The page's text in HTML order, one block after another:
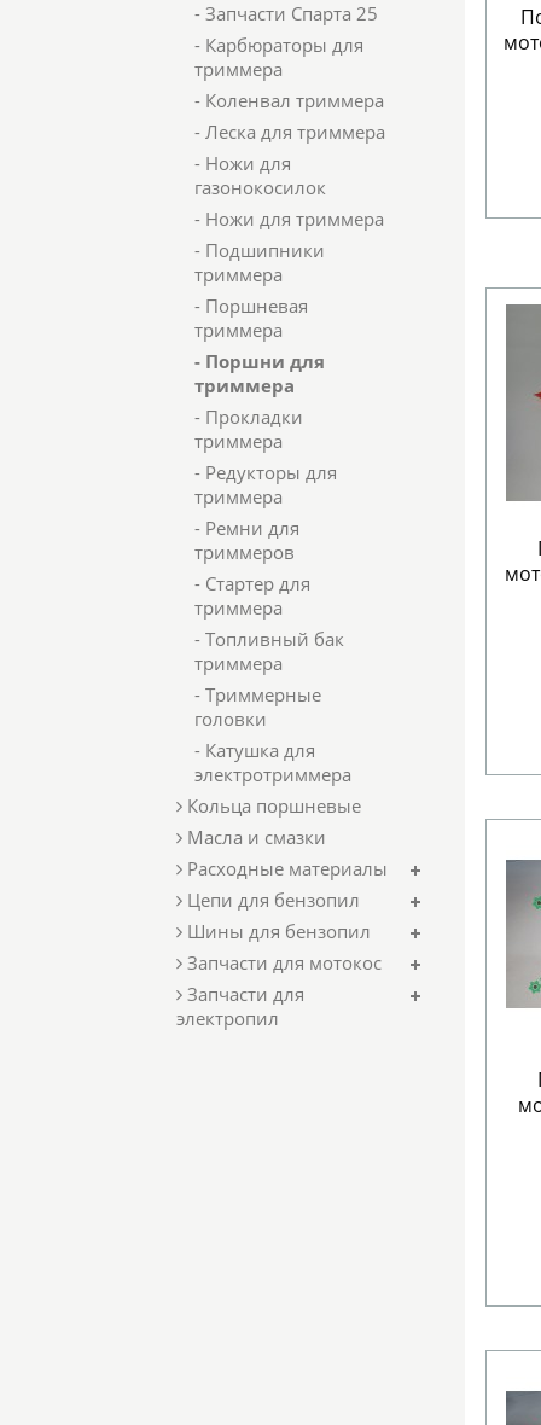
- Запчасти Спарта 25
- Карбюраторы для
триммера
- Коленвал триммера
- Леска для триммера
- Ножи для
газонокосилок
- Ножи для триммера
- Подшипники
триммера
- Поршневая
триммера
- Поршни для
триммера
- Прокладки
триммера
- Редукторы для
триммера
- Ремни для
триммеров
- Стартер для
триммера
- Топливный бак
триммера
- Триммерные
головки
- Катушка для
электротриммера
Кольца поршневые
Масла и смазки
Расходные материалы
Цепи для бензопил
Шины для бензопил
Запчасти для мотокос
Запчасти для
электропил